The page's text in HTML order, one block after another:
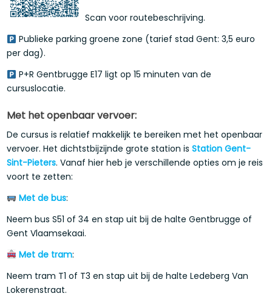
Scan voor routebeschrijving.
Publieke parking groene zone (tarief stad Gent: 3,5 euro
per dag).
P+R Gentbrugge E17 ligt op 15 minuten van de
cursuslocatie.
Met het openbaar vervoer:
De cursus is relatief makkelijk te bereiken met het openbaar
vervoer. Het dichtstbijzijnde grote station isStation Gent-
Sint-Pieters. Vanaf hier heb je verschillende opties om je reis
voort te zetten:
Met de bus:
Neem bus S51 of 34 en stap uit bij de halte Gentbrugge of
Gent Vlaamsekaai.
Met de tram:
Neem tram T1 of T3 en stap uit bij de halte Ledeberg Van
Lokerenstraat.